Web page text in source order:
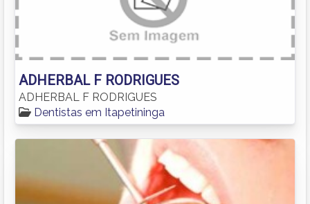
ADHERBAL F RODRIGUES
ADHERBAL F RODRIGUES
Dentistas em Itapetininga